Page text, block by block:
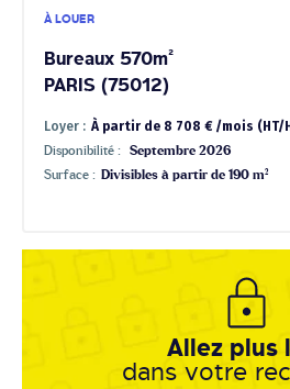
À LOUER
Bureaux 570m²
PARIS (75012)
Loyer : À partir de 8 708 € /mois (HT/
Disponibilité :
Septembre 2026
Surface : Divisibles à partir de 190 m²
Allez plus
dans votre